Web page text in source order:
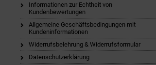
Informationen zur Echtheit von
Kundenbewertungen
Allgemeine Geschäftsbedingungen mit
Kundeninformationen
Widerrufsbelehrung & Widerrufsformular
Datenschutzerklärung